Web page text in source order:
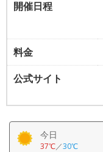
開催日程
料金
公式サイト
今日
37℃／30℃